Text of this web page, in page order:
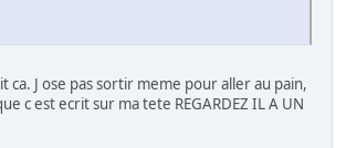
ca. J ose pas sortir meme pour aller au pain,
c est ecrit sur ma tete REGARDEZ IL A UN